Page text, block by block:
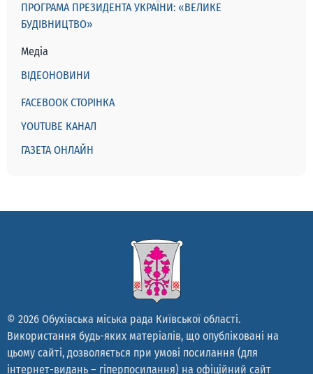
ПРОГРАМА ПРЕЗИДЕНТА УКРАЇНИ: «ВЕЛИКЕ
БУДІВНИЦТВО»
Медіа
ВІДЕОНОВИНИ
FACEBOOK СТОРІНКА
YOUTUBE КАНАЛ
ГАЗЕТА ОНЛАЙН
© 2026 Обухівська міська рада Київської області.
Використання будь-яких матеріалів, що опубліковані на
цьому сайті, дозволяється при умові посилання (для
інтернет-видань – гіперпосилання) на офіційний сайт